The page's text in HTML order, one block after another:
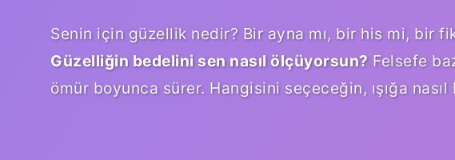
Senin için güzellik nedir? Bir ayna mı, bir his mi, bir
Güzelliğin bedelini sen nasıl ölçüyorsun?Felsefe
ömür boyunca sürer. Hangisini seçeceğin, ışığa nasıl